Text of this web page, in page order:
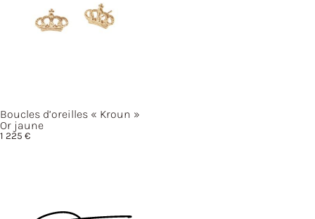
Boucles d’oreilles « Kroun »
Or jaune
1 225 €